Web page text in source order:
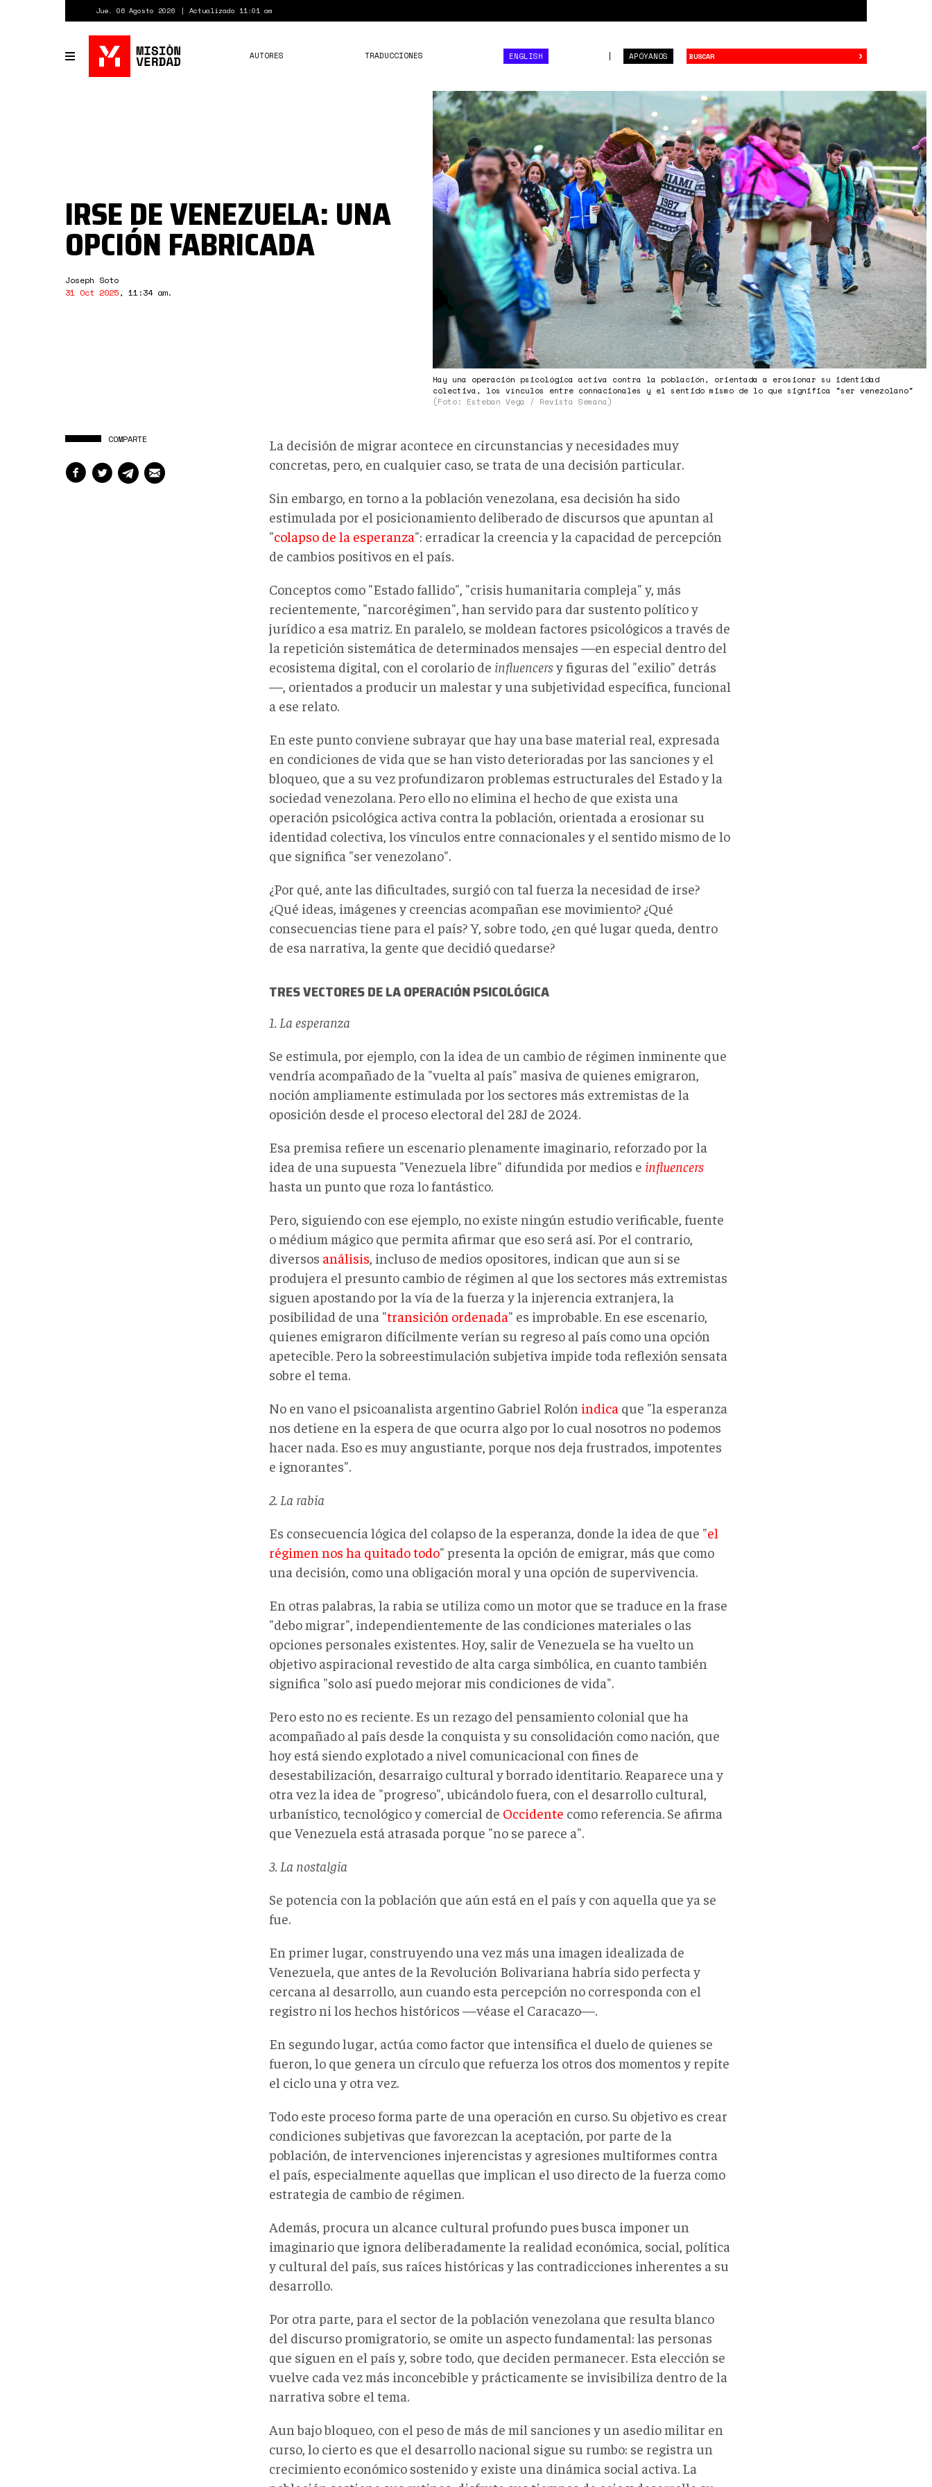
Jue. 06 Agosto 2026 Actualizado 11:01 am
Toggle
navigation
APÓYANOS
AUTORES TRADUCCIONES ENGLISH ›
migración
fabricada
Hay una operación psicológica activa contra la población, orientada a erosionar su identidad
colectiva, los vínculos entre connacionales y el sentido mismo de lo que significa "ser venezolano"
(Foto: Esteban Vega / Revista Semana)
IRSE DE VENEZUELA: UNA
OPCIÓN FABRICADA
Joseph Soto
31 Oct 2025, 11:34 am.
COMPARTE
La decisión de migrar acontece en circunstancias y necesidades muy
concretas, pero, en cualquier caso, se trata de una decisión particular.
Sin embargo, en torno a la población venezolana, esa decisión ha sido
estimulada por el posicionamiento deliberado de discursos que apuntan al
"colapso de la esperanza": erradicar la creencia y la capacidad de percepción
de cambios positivos en el país.
Conceptos como "Estado fallido", "crisis humanitaria compleja" y, más
recientemente, "narcorégimen", han servido para dar sustento político y
jurídico a esa matriz. En paralelo, se moldean factores psicológicos a través de
la repetición sistemática de determinados mensajes —en especial dentro del
ecosistema digital, con el corolario de influencersy figuras del "exilio" detrás
—, orientados a producir un malestar y una subjetividad específica, funcional
a ese relato.
En este punto conviene subrayar que hay una base material real, expresada
en condiciones de vida que se han visto deterioradas por las sanciones y el
bloqueo, que a su vez profundizaron problemas estructurales del Estado y la
sociedad venezolana. Pero ello no elimina el hecho de que exista una
operación psicológica activa contra la población, orientada a erosionar su
identidad colectiva, los vínculos entre connacionales y el sentido mismo de lo
que significa "ser venezolano".
¿Por qué, ante las dificultades, surgió con tal fuerza la necesidad de irse?
¿Qué ideas, imágenes y creencias acompañan ese movimiento? ¿Qué
consecuencias tiene para el país? Y, sobre todo, ¿en qué lugar queda, dentro
de esa narrativa, la gente que decidió quedarse?
TRES VECTORES DE LA OPERACIÓN PSICOLÓGICA
1. La esperanza
Se estimula, por ejemplo, con la idea de un cambio de régimen inminente que
vendría acompañado de la "vuelta al país" masiva de quienes emigraron,
noción ampliamente estimulada por los sectores más extremistas de la
oposición desde el proceso electoral del 28J de 2024.
Esa premisa refiere un escenario plenamente imaginario, reforzado por la
idea de una supuesta "Venezuela libre" difundida por medios e influencers
hasta un punto que roza lo fantástico.
Pero, siguiendo con ese ejemplo, no existe ningún estudio verificable, fuente
o médium mágico que permita afirmar que eso será así. Por el contrario,
diversos análisis, incluso de medios opositores, indican que aun si se
produjera el presunto cambio de régimen al que los sectores más extremistas
siguen apostando por la vía de la fuerza y la injerencia extranjera, la
posibilidad de una "transición ordenada" es improbable. En ese escenario,
quienes emigraron difícilmente verían su regreso al país como una opción
apetecible. Pero la sobreestimulación subjetiva impide toda reflexión sensata
sobre el tema.
No en vano el psicoanalista argentino Gabriel Rolón indica que "la esperanza
nos detiene en la espera de que ocurra algo por lo cual nosotros no podemos
hacer nada. Eso es muy angustiante, porque nos deja frustrados, impotentes
e ignorantes".
2. La rabia
Es consecuencia lógica del colapso de la esperanza, donde la idea de que "el
régimen nos ha quitado todo" presenta la opción de emigrar, más que como
una decisión, como una obligación moral y una opción de supervivencia.
En otras palabras, la rabia se utiliza como un motor que se traduce en la frase
"debo migrar", independientemente de las condiciones materiales o las
opciones personales existentes. Hoy, salir de Venezuela se ha vuelto un
objetivo aspiracional revestido de alta carga simbólica, en cuanto también
significa "solo así puedo mejorar mis condiciones de vida".
Pero esto no es reciente. Es un rezago del pensamiento colonial que ha
acompañado al país desde la conquista y su consolidación como nación, que
hoy está siendo explotado a nivel comunicacional con fines de
desestabilización, desarraigo cultural y borrado identitario. Reaparece una y
otra vez la idea de "progreso", ubicándolo fuera, con el desarrollo cultural,
urbanístico, tecnológico y comercial de Occidente como referencia. Se afirma
que Venezuela está atrasada porque "no se parece a".
3. La nostalgia
Se potencia con la población que aún está en el país y con aquella que ya se
fue.
En primer lugar, construyendo una vez más una imagen idealizada de
Venezuela, que antes de la Revolución Bolivariana habría sido perfecta y
cercana al desarrollo, aun cuando esta percepción no corresponda con el
registro ni los hechos históricos —véase el Caracazo—.
En segundo lugar, actúa como factor que intensifica el duelo de quienes se
fueron, lo que genera un círculo que refuerza los otros dos momentos y repite
el ciclo una y otra vez.
Todo este proceso forma parte de una operación en curso. Su objetivo es crear
condiciones subjetivas que favorezcan la aceptación, por parte de la
población, de intervenciones injerencistas y agresiones multiformes contra
el país, especialmente aquellas que implican el uso directo de la fuerza como
estrategia de cambio de régimen.
Además, procura un alcance cultural profundo pues busca imponer un
imaginario que ignora deliberadamente la realidad económica, social, política
y cultural del país, sus raíces históricas y las contradicciones inherentes a su
desarrollo.
Por otra parte, para el sector de la población venezolana que resulta blanco
del discurso promigratorio, se omite un aspecto fundamental: las personas
que siguen en el país y, sobre todo, que deciden permanecer. Esta elección se
vuelve cada vez más inconcebible y prácticamente se invisibiliza dentro de la
narrativa sobre el tema.
Aun bajo bloqueo, con el peso de más de mil sanciones y un asedio militar en
curso, lo cierto es que el desarrollo nacional sigue su rumbo: se registra un
crecimiento económico sostenido y existe una dinámica social activa. La